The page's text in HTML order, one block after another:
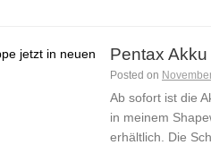
Pentax
Posted on
Ab sofort ist die
in meinem
erhältlich. Die